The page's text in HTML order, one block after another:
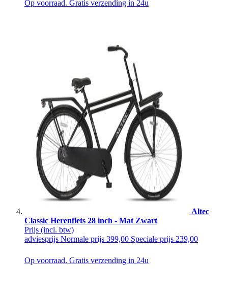
Op voorraad. Gratis verzending in 24u
Altec
Classic Herenfiets 28 inch - Mat Zwart
Prijs (incl. btw)
adviesprijs Normale prijs 399,00 Speciale prijs 239,00
Op voorraad. Gratis verzending in 24u